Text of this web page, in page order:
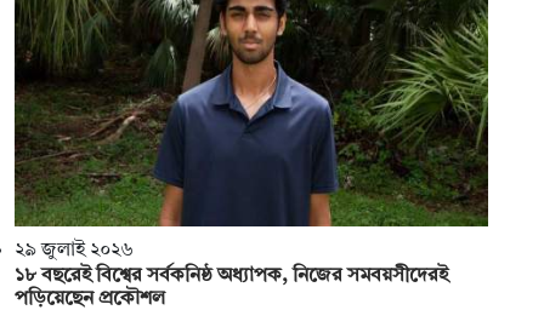
২৯ জুলাই ২০২৬
১৮ বছরেই বিশ্বের সর্বকনিষ্ঠ অধ্যাপক, নিজের সমবয়সীদেরই
পড়িয়েছেন প্রকৌশল